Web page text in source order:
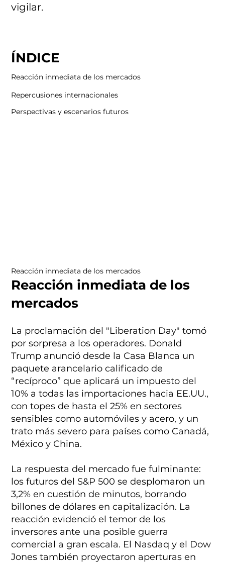
Reacción inmediata de los mercados
Reacción inmediata de los
mercados
La proclamación del "Liberation Day" tomó
por sorpresa a los operadores. Donald
Trump anunció desde la Casa Blanca un
paquete arancelario calificado de
“recíproco” que aplicará un impuesto del
10% a todas las importaciones hacia EE.UU.,
con topes de hasta el 25% en sectores
sensibles como automóviles y acero, y un
trato más severo para países como Canadá,
México y China.
La respuesta del mercado fue fulminante:
los futuros del S&P 500 se desplomaron un
3,2% en cuestión de minutos, borrando
billones de dólares en capitalización. La
reacción evidenció el temor de los
inversores ante una posible guerra
comercial a gran escala. El Nasdaq y el Dow
Jones también proyectaron aperturas en
ÍNDICE
Reacción inmediata de los mercados
Repercusiones internacionales
Perspectivas y escenarios futuros
vigilar.